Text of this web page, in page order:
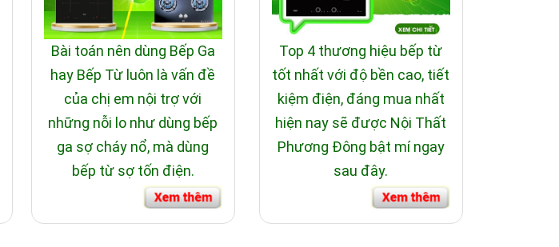
Bài toán nên dùng Bếp Ga
hay Bếp Từ luôn là vấn đề
của chị em nội trợ với
những nỗi lo như dùng bếp
ga sợ cháy nổ, mà dùng
bếp từ sợ tốn điện.
Top 4 thương hiệu bếp từ
tốt nhất với độ bền cao, tiết
kiệm điện, đáng mua nhất
hiện nay sẽ được Nội Thất
Phương Đông bật mí ngay
sau đây.